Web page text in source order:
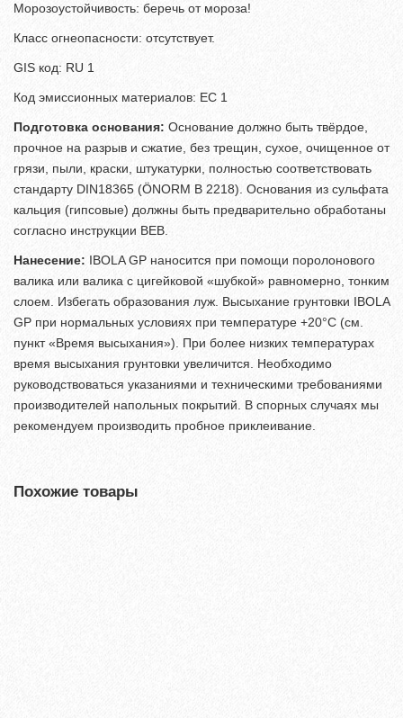
Морозоустойчивость: беречь от мороза!
Класс огнеопасности: отсутствует.
GIS код: RU 1
Код эмиссионных материалов: ЕС 1
Подготовка основания: Основание должно быть твёрдое,
прочное на разрыв и сжатие, без трещин, сухое, очищенное от
грязи, пыли, краски, штукатурки, полностью соответствовать
стандарту DIN18365 (ÖNORM B 2218). Основания из сульфата
кальция (гипсовые) должны быть предварительно обработаны
согласно инструкции ВЕВ.
Нанесение: IBOLA GP наносится при помощи поролонового
валика или валика с цигейковой «шубкой» равномерно, тонким
слоем. Избегать образования луж. Высыхание грунтовки IBOLA
GP при нормальных условиях при температуре +20°С (см.
пункт «Время высыхания»). При более низких температурах
время высыхания грунтовки увеличится. Необходимо
руководствоваться указаниями и техническими требованиями
производителей напольных покрытий. В спорных случаях мы
рекомендуем производить пробное приклеивание.
Похожие товары